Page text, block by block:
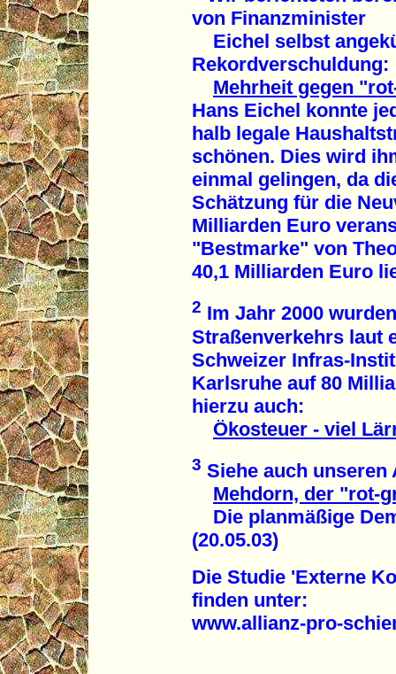
von Finanzminister
Eichel selbst
Rekordverschuldung:
Mehrheit gegen
Hans Eichel konnte
halb legale
schönen. Dies wird
einmal gelingen, da
Schätzung für die
Milliarden Euro
"Bestmarke" von
40,1 Milliarden Euro
2 Im Jahr 2000
Straßenverkehrs laut
Schweizer Infras-
Karlsruhe auf 80
hierzu auch:
Ökosteuer - viel
3 Siehe auch unseren
Mehdorn, der "rot-
Die planmäßige
(20.05.03)
Die Studie 'Externe
finden unter:
www.allianz-pro-